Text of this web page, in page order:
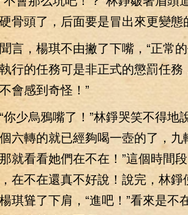
骨頭了，后面要是冒出來更變態
楊琪不由撇了下嘴，“正常的
行的任務可是非正式的懲罰任
會感到奇怪！”
烏鴉嘴了！”林錚哭笑不得地
六轉的就已經夠喝一壺的了，
就看看她們在不在！”這個時間
在不在還真不好說！說完，林
琪聳了下肩，“進吧！”看來是不